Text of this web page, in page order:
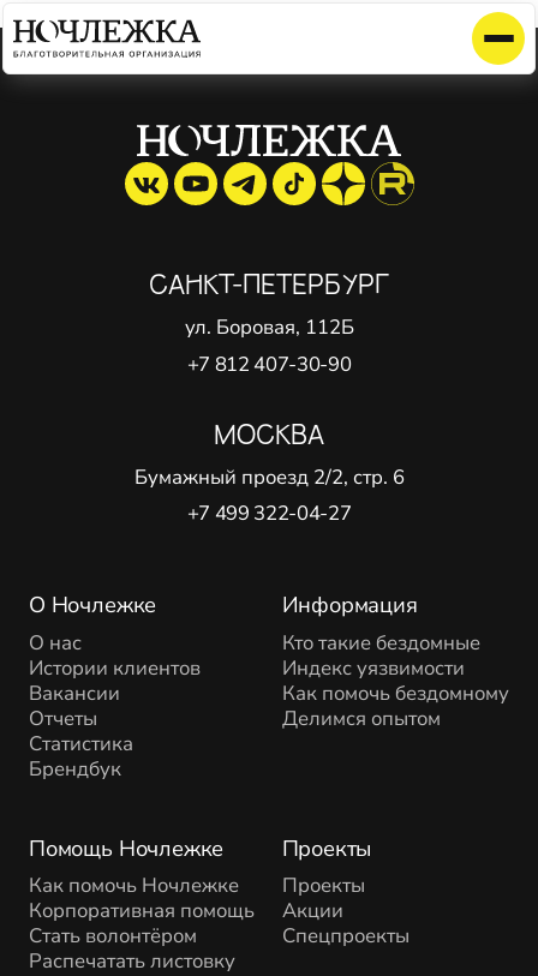
Элемент не найден!
О Ночлежке
О нас
Истории клиентов
Вакансии
Отчеты
Статистика
Брендбук
Помощь Ночлежке
Как помочь Ночлежке
Корпоративная помощь
Стать волонтёром
Распечатать листовку
Проекты
Проекты
Акции
Спецпроекты
Информация
Кто такие бездомные
Индекс уязвимости
Как помочь бездомному
Делимся опытом
САНКТ-ПЕТЕРБУРГ
ул. Боровая, 112Б
+7 812 407-30-90
МОСКВА
Бумажный проезд 2/2, стр. 6
+7 499 322-04-27